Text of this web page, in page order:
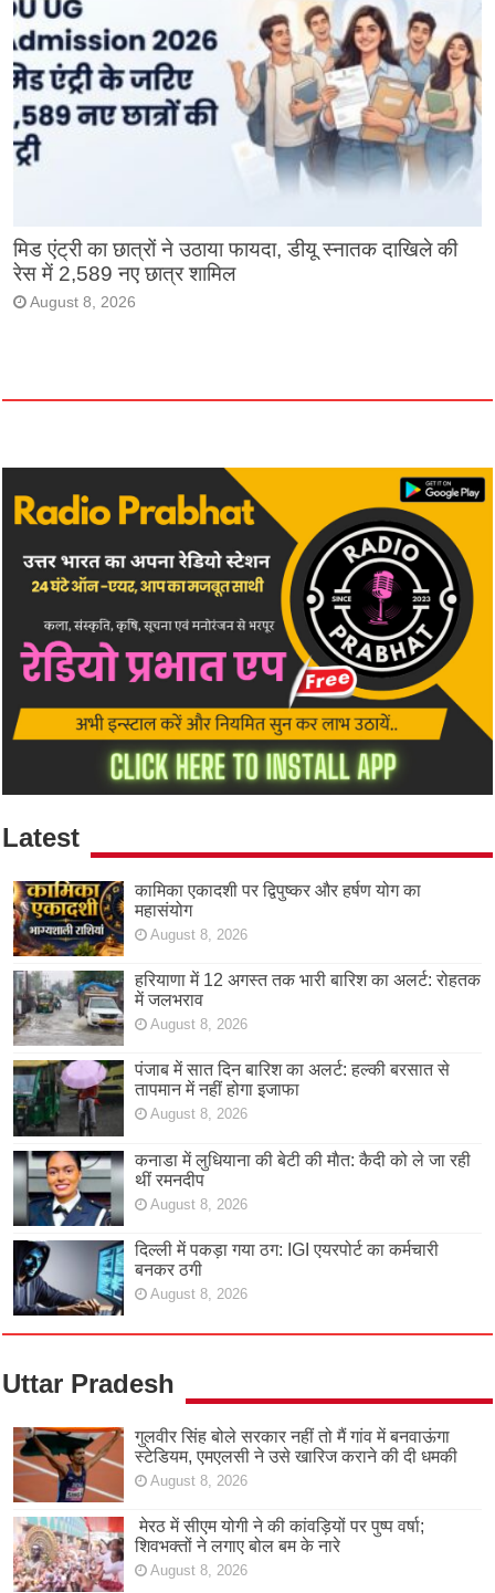
मिड एंट्री का छात्रों ने उठाया फायदा, डीयू स्नातक दाखिले की
रेस में 2,589 नए छात्र शामिल
August 8, 2026
Latest
कामिका एकादशी पर द्विपुष्कर और हर्षण योग का
महासंयोग
August 8, 2026
हरियाणा में 12 अगस्त तक भारी बारिश का अलर्ट: रोहतक
में जलभराव
August 8, 2026
पंजाब में सात दिन बारिश का अलर्ट: हल्की बरसात से
तापमान में नहीं होगा इजाफा
August 8, 2026
कनाडा में लुधियाना की बेटी की माैत: कैदी को ले जा रही
थीं रमनदीप
August 8, 2026
दिल्ली में पकड़ा गया ठग: IGI एयरपोर्ट का कर्मचारी
बनकर ठगी
August 8, 2026
Uttar Pradesh
गुलवीर सिंह बोले सरकार नहीं तो मैं गांव में बनवाऊंगा
स्टेडियम, एमएलसी ने उसे खारिज कराने की दी धमकी
August 8, 2026
मेरठ में सीएम योगी ने की कांवड़ियों पर पुष्प वर्षा;
शिवभक्तों ने लगाए बोल बम के नारे
August 8, 2026